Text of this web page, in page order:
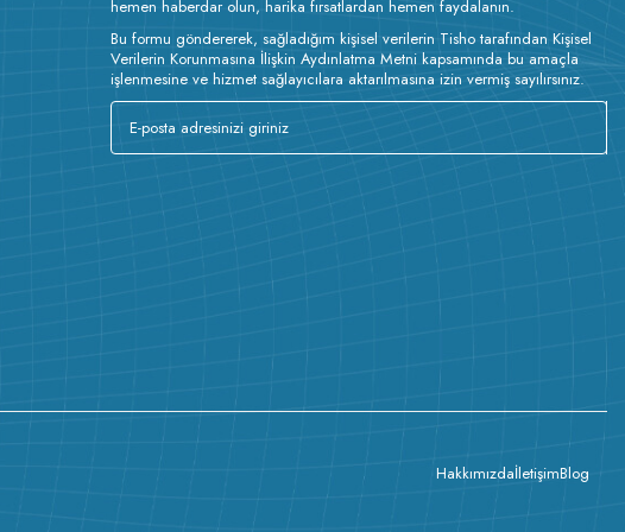
hemen haberdar olun, harika fırsatlardan hemen faydalanın.
Bu formu göndererek, sağladığım kişisel verilerin Tisho tarafından Kişisel
Verilerin Korunmasına İlişkin Aydınlatma Metni kapsamında bu amaçla
işlenmesine ve hizmet sağlayıcılara aktarılmasına izin vermiş sayılırsınız.
HakkımızdaİletişimBlog